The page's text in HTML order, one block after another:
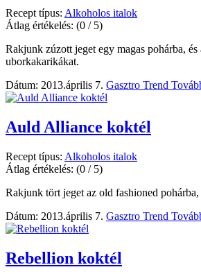
Recept típus: Alkoholos italok
Átlag értékelés: (0 / 5)
Rakjunk zúzott jeget egy magas pohárba,
uborkakarikákat.
Dátum: 2013.április 7. Gasztro Trend
Auld Alliance koktél
Recept típus: Alkoholos italok
Átlag értékelés: (0 / 5)
Rakjunk tört jeget az old fashioned
Dátum: 2013.április 7. Gasztro Trend
Rebellion koktél